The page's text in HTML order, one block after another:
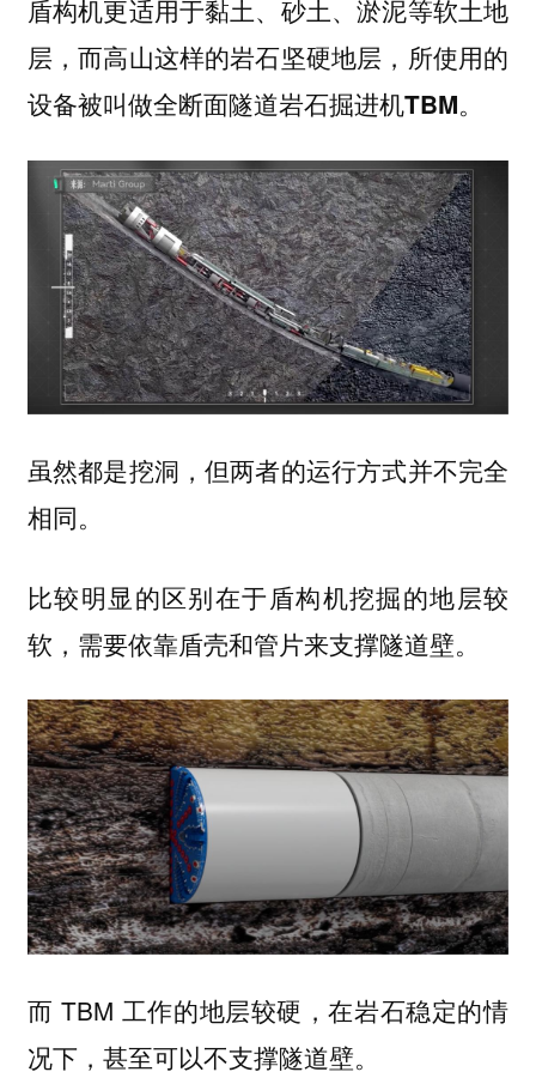
盾构机更适用于黏土、砂土、淤泥等软土地
层，而高山这样的岩石坚硬地层，所使用的
设备被叫做全断面隧道岩石掘进机TBM。
虽然都是挖洞，但两者的运行方式并不完全
相同。
比较明显的区别在于盾构机挖掘的地层较
软，需要依靠盾壳和管片来支撑隧道壁。
而 TBM 工作的地层较硬，在岩石稳定的情
况下，甚至可以不支撑隧道壁。